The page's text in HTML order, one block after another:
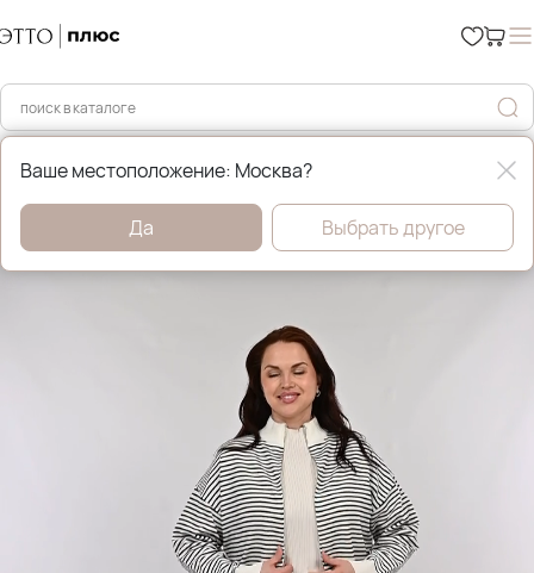
Главная Костюмы и комплекты
Ваше местоположение: Москва?
Да Выбрать другое